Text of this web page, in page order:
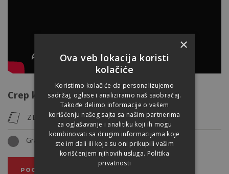
Crep koja se koristi za pokrivanje zgrade
ZENIT MAX
Grafit
POGLEDAJTE PROIZVOD
×
Ova veb lokacija koristi
kolačiće
Koristimo kolačiće da personalizujemo
sadržaj, oglase i analiziramo naš saobraćaj.
Takođe delimo informacije o vašem
korišćenju našeg sajta sa našim partnerima
za oglašavanje i analitiku koji ih mogu
kombinovati sa drugim informacijama koje
ste im dali ili koje su oni prikupili vašim
korišćenjem njihovih usluga. Politika
privatnosti